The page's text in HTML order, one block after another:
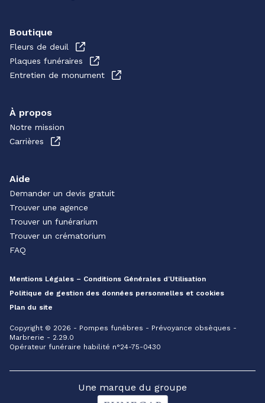
Boutique
Fleurs de deuil
Plaques funéraires
Entretien de monument
À propos
Notre mission
Carrières
Aide
Demander un devis gratuit
Trouver une agence
Trouver un funérarium
Trouver un crématorium
FAQ
Mentions Légales – Conditions Générales d’Utilisation
Politique de gestion des données personnelles et cookies
Plan du site
Copyright © 2026 - Pompes funèbres - Prévoyance obsèques -
Marbrerie - 2.29.0
Opérateur funéraire habilité n°24-75-0430
Une marque du groupe